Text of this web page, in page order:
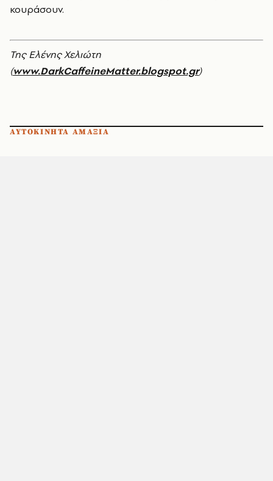
κουράσουν.
Της Ελένης Χελιώτη
(www.DarkCaffeineMatter.blogspot.gr)
ΑΥΤΟΚΙΝΗΤΑ ΑΜΑΞΙΑ